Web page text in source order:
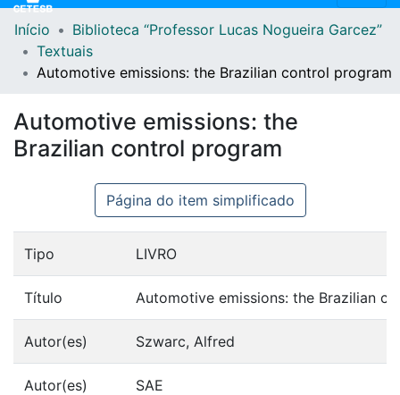
Home
Repositório
Doações/Aquisições
Fale Conosco
Início
Biblioteca “Professor Lucas Nogueira Garcez”
Textuais
Automotive emissions: the Brazilian control program
Automotive emissions: the
Brazilian control program
Página do item simplificado
Tipo LIVRO
Título Automotive emissions: the Brazilian
Autor(es) Szwarc, Alfred
Autor(es) SAE